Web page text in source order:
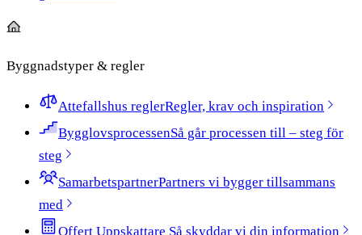
Byggnadstyper & regler
Attefallshus reglerRegler, krav och inspiration
BygglovsprocessenSå går processen till – steg för
steg
SamarbetspartnerPartners vi bygger tillsammans
med
Offert Uppskattare​​​​‌ ‍ ​‍​‍‌‍ ‌ ​‍‌‍‍‌‌‍‌ ‌‍‍‌‌‍ ‍​‍​‍​ ‍‍​‍​‍‌ ​ ‌‍​‌‌‍ ‍‌‍‍‌‌ ‌​‌ ‍‌​‍ ‍‌‍‍‌‌‍ ​‍​‍​‍ ​​‍​‍‌‍‍​‌ ​‍‌‍‌‌‌‍‌‍​‍​‍​ ‍‍​‍​‍​‍ ‌ ​ ‌ ‌​‌ ‌‌‌‍‌​‌‍‍‌‌‍ ​‍ ‌‍‍‌‌‍ ‍‌ ‌​‌‍‌‌‌‍ ‍‌ ‌​​‍ ‌‍‌‌‌‍‌​‌‍‍‌‌ ‌​​‍ ‌‍ ‌‌‍ ‌‍‌​‌‍‌‌​ ‌‌ ​​‌ ​‍‌‍‌‌‌ ​ ‌‍‌‌‌‍ ‍‌ ‌​‌‍​‌‌ ‌​‌‍‍‌‌‍ ‌‍ ‍​ ‍ ‌‍‍‌‌‍‌​​ ‌‌‍ ‍‌‍​‌‌ ‌‍‌‍‍‌‌‍‌ ‌‍​‌‌ ‌​‌‍‍‌‌‍ ‌‍ ‍‌‌​ ‌‍‌‌‌ ‌​‌ ‌​‌‍‍‌‌‍ ‍‌‍‌ ‌ ​ ​ ‍ ‌ ‌​‌ ‍‌‌ ​​‌‍‌‌​ ‌‌‍ ‍‌‍​‌‌ ‌‍‌‍‍‌‌‍‌ ‌‍​‌‌ ‌​‌‍‍‌‌‍ ‌‍ ‍‌‌​ ‌‍‌‌‌ ‌​‌ ‌​‌‍‍‌‌‍ ‍‌‍‌ ‌ ​ ​ ‍ ‌ ​​‌‍​‌‌ ‌​‌‍‍​​ ‌‌‍ ‌‌‍​‌‌‍‍‌‌‍ ‍‌​ ‌‌‍‌‌‌‍ ‍‌ ‌‌​‍‌‌​ ‌‌‌​​‍‌‌ ‌‍‍ ‌‍‌‌‌ ‍‌​‍‌‌​ ​ ‌​‌​​‍‌‌​ ​ ‌​‌​​‍‌‌​ ​‍​ ​‍‌ ​ ‌‍‌‌‌‍‌‌‌‍‌​​‍ ‌‌ ‍‌​‍‌‌​ ​‍​ ​‍​‍‌‌​ ‌‌‌​‌​​‍ ‍‌‍​ ‌‍‍​‌‍‍‌‌‍ ​‌‍‌​‌ ​‍‌‍‌‌‌‍ ‍​‍‌‌​ ‌‌‌​​‍‌‌ ‌‍‍ ‌‍‌‌‌ ‍‌​‍‌‌​ ​ ‌​‌​​‍‌‌​ ​ ‌​‌​​‍‌‌​ ​‍​ ​‍‌‍‌‍​ ​​‌‍‌​​ ‌‌​ ‌ ​ ‌‌‌‍​‌​ ​ ‌‍​‍​ ‌​‌‍​ ‌‍‌‌​‍‌‌​ ​‍​ ​‍​‍‌‌​ ‌‌‌​‌​​‍ ‍‌‍ ​‌‍‍‌‌‍ ‍‌‍‍ ​‍ ‍‌‍ ​‌‍​‌‌‍​‍‌‍‌‌‌‍ ​​ ‌‍​‍‌‍​‌‌ ​ ‌‍‌‌‌‌‌‌‌ ​‍‌‍ ​​ ‌​‍‌‌​ ​‍‌​‌‍‌ ​ ‌ ‌​‌ ‌‌‌‍‌​‌‍‍‌‌‍ ​‍‌‍‌‍‍‌‌‍‌​​ ‌‌‍ ‍‌‍​‌‌ ‌‍‌‍‍‌‌‍‌ ‌‍​‌‌ ‌​‌‍‍‌‌‍ ‌‍ ‍‌‌​ ‌‍‌‌‌ ‌​‌ ‌​‌‍‍‌‌‍ ‍‌‍‌ ‌ ​ ​‍‌‍‌ ‌​‌ ‍‌‌ ​​‌‍‌‌​ ‌‌‍ ‍‌‍​‌‌ ‌‍‌‍‍‌‌‍‌ ‌‍​‌‌ ‌​‌‍‍‌‌‍ ‌‍ ‍‌‌​ ‌‍‌‌‌ ‌​‌ ‌​‌‍‍‌‌‍ ‍‌‍‌ ‌ ​ ​‍‌‍‌ ​​‌‍​‌‌ ‌​‌‍‍​​ ‌‌‍ ‌‌‍​‌‌‍‍‌‌‍ ‍‌​ ‌‌‍‌‌‌‍ ‍‌ ‌‌​‍‌‌​ ‌‌‌​​‍‌‌ ‌‍‍ ‌‍‌‌‌ ‍‌​‍‌‌​ ​ ‌​‌​​‍‌‌​ ​ ‌​‌​​‍‌‌​ ​‍​ ​‍‌ ​ ‌‍‌‌‌‍‌‌‌‍‌​​‍ ‌‌ ‍‌​‍‌‌​ ​‍​ ​‍​‍‌‌​ ‌‌‌​‌​​‍ ‍‌‍​ ‌‍‍​‌‍‍‌‌‍ ​‌‍‌​‌ ​‍‌‍‌‌‌‍ ‍​‍‌‌​ ‌‌‌​​‍‌‌ ‌‍‍ ‌‍‌‌‌ ‍‌​‍‌‌​ ​ ‌​‌​​‍‌‌​ ​ ‌​‌​​‍‌‌​ ​‍​ ​‍‌‍‌‍​ ​​‌‍‌​​ ‌‌​ ‌ ​ ‌‌‌‍​‌​ ​ ‌‍​‍​ ‌​‌‍​ ‌‍‌‌​‍‌‌​ ​‍​ ​‍​‍‌‌​ ‌‌‌​‌​​‍ ‍‌‍ ​‌‍‍‌‌‍ ‍‌‍‍ ​‍ ‍‌‍ ​‌‍​‌‌‍​‍‌‍‌‌‌‍ ​​‍‌‍‌ ​​‌‍‌‌‌ ​‍‌ ​ ‌ ​​‌‍‌‌‌‍​ ‌ ‌​‌‍‍‌‌ ‌‍‌‍‌‌​ ‌‌ ​​‌ ‌‌‌‍​‍‌‍ ​‌‍‍‌‌ ​ ‌‍‍​‌‍‌‌‌‍‌​​‍​‍‌ ‌ ‍ ​‍​‍‌‍ ‌ ​‍‌‍‍‌‌‍‌ ‌‍‍‌‌‍ ‍​‍​‍​ ‍‍​‍​‍‌ ​ ‌‍​‌‌‍ ‍‌‍‍‌‌ ‌​‌ ‍‌​‍ ‍‌‍‍‌‌‍ ​‍​‍​‍ ​​‍​‍‌‍‍​‌ ​‍‌‍‌‌‌‍‌‍​‍​‍​ ‍‍​‍​‍​‍ ‌ ​ ‌ ‌​‌ ‌‌‌‍‌​‌‍‍‌‌‍ ​‍ ‌‍‍‌‌‍ ‍‌ ‌​‌‍‌‌‌‍ ‍‌ ‌​​‍ ‌‍‌‌‌‍‌​‌‍‍‌‌ ‌​​‍ ‌‍ ‌‌‍ ‌‍‌​‌‍‌‌​ ‌‌ ​​‌ ​‍‌‍‌‌‌ ​ ‌‍‌‌‌‍ ‍‌ ‌​‌‍​‌‌ ‌​‌‍‍‌‌‍ ‌‍ ‍​ ‍ ‌‍‍‌‌‍‌​​ ‌‌‍ ‍‌‍​‌‌ ‌‍‌‍‍‌‌‍‌ ‌‍​‌‌ ‌​‌‍‍‌‌‍ ‌‍ ‍‌‌​ ‌‍‌‌‌ ‌​‌ ‌​‌‍‍‌‌‍ ‍‌‍‌ ‌ ​ ​ ‍ ‌ ‌​‌ ‍‌‌ ​​‌‍‌‌​ ‌‌‍ ‍‌‍​‌‌ ‌‍‌‍‍‌‌‍‌ ‌‍​‌‌ ‌​‌‍‍‌‌‍ ‌‍ ‍‌‌​ ‌‍‌‌‌ ‌​‌ ‌​‌‍‍‌‌‍ ‍‌‍‌ ‌ ​ ​ ‍ ‌ ​​‌‍​‌‌ ‌​‌‍‍​​ ‌‌‍ ‌‌‍​‌‌‍‍‌‌‍ ‍‌​ ‌‌‍‌‌‌‍ ‍‌ ‌‌​‍‌‌​ ‌‌‌​​‍‌‌ ‌‍‍ ‌‍‌‌‌ ‍‌​‍‌‌​ ​ ‌​‌​​‍‌‌​ ​ ‌​‌​​‍‌‌​ ​‍​ ​‍‌ ​ ‌‍‌‌‌‍‌‌‌‍‌​​‍ ‌‌ ‍‌​‍‌‌​ ​‍​ ​‍​‍‌‌​ ‌‌‌​‌​​‍ ‍‌‍​ ‌‍‍​‌‍‍‌‌‍ ​‌‍‌​‌ ​‍‌‍‌‌‌‍ ‍​‍‌‌​ ‌‌‌​​‍‌‌ ‌‍‍ ‌‍‌‌‌ ‍‌​‍‌‌​ ​ ‌​‌​​‍‌‌​ ​ ‌​‌​​‍‌‌​ ​‍​ ​‍‌‍‌‍​ ​​‌‍‌​​ ‌‌​ ‌ ​ ‌‌‌‍​‌​ ​ ‌‍​‍​ ‌​‌‍​ ‌‍‌‌​‍‌‌​ ​‍​ ​‍​‍‌‌​ ‌‌‌​‌​​‍ ‍‌‍‌​‌‍‌‌‌ ​ ‌‍​ ‌ ​‍‌‍‍‌‌ ​​‌ ‌​‌‍‍‌‌‍ ‌‍ ‍​ ‌‍​‍‌‍​‌‌ ​ ‌‍‌‌‌‌‌‌‌ ​‍‌‍ ​​ ‌​‍‌‌​ ​‍‌​‌‍‌ ​ ‌ ‌​‌ ‌‌‌‍‌​‌‍‍‌‌‍ ​‍‌‍‌‍‍‌‌‍‌​​ ‌‌‍ ‍‌‍​‌‌ ‌‍‌‍‍‌‌‍‌ ‌‍​‌‌ ‌​‌‍‍‌‌‍ ‌‍ ‍‌‌​ ‌‍‌‌‌ ‌​‌ ‌​‌‍‍‌‌‍ ‍‌‍‌ ‌ ​ ​‍‌‍‌ ‌​‌ ‍‌‌ ​​‌‍‌‌​ ‌‌‍ ‍‌‍​‌‌ ‌‍‌‍‍‌‌‍‌ ‌‍​‌‌ ‌​‌‍‍‌‌‍ ‌‍ ‍‌‌​ ‌‍‌‌‌ ‌​‌ ‌​‌‍‍‌‌‍ ‍‌‍‌ ‌ ​ ​‍‌‍‌ ​​‌‍​‌‌ ‌​‌‍‍​​ ‌‌‍ ‌‌‍​‌‌‍‍‌‌‍ ‍‌​ ‌‌‍‌‌‌‍ ‍‌ ‌‌​‍‌‌​ ‌‌‌​​‍‌‌ ‌‍‍ ‌‍‌‌‌ ‍‌​‍‌‌​ ​ ‌​‌​​‍‌‌​ ​ ‌​‌​​‍‌‌​ ​‍​ ​‍‌ ​ ‌‍‌‌‌‍‌‌‌‍‌​​‍ ‌‌ ‍‌​‍‌‌​ ​‍​ ​‍​‍‌‌​ ‌‌‌​‌​​‍ ‍‌‍​ ‌‍‍​‌‍‍‌‌‍ ​‌‍‌​‌ ​‍‌‍‌‌‌‍ ‍​‍‌‌​ ‌‌‌​​‍‌‌ ‌‍‍ ‌‍‌‌‌ ‍‌​‍‌‌​ ​ ‌​‌​​‍‌‌​ ​ ‌​‌​​‍‌‌​ ​‍​ ​‍‌‍‌‍​ ​​‌‍‌​​ ‌‌​ ‌ ​ ‌‌‌‍​‌​ ​ ‌‍​‍​ ‌​‌‍​ ‌‍‌‌​‍‌‌​ ​‍​ ​‍​‍‌‌​ ‌‌‌​‌​​‍ ‍‌‍‌​‌‍‌‌‌ ​ ‌‍​ ‌ ​‍‌‍‍‌‌ ​​‌ ‌​‌‍‍‌‌‍ ‌‍ ‍​‍‌‍‌ ​​‌‍‌‌‌ ​‍‌ ​ ‌ ​​‌‍‌‌‌‍​ ‌ ‌​‌‍‍‌‌ ‌‍‌‍‌‌​ ‌‌ ​​‌ ‌‌‌‍​‍‌‍ ​‌‍‍‌‌ ​ ‌‍‍​‌‍‌‌‌‍‌​​‍​‍‌ ‌ Så skyddar vi din information​​​​